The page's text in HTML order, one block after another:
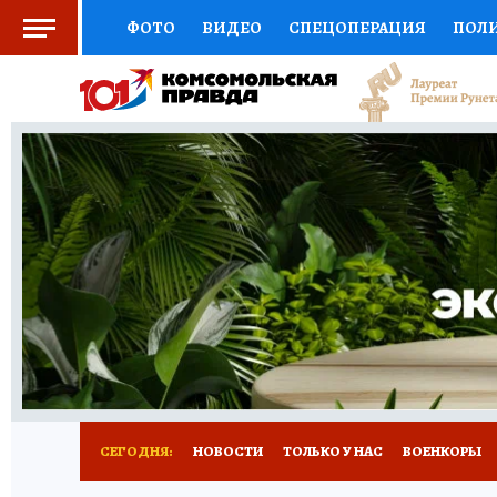
ФОТО ВИДЕО СПЕЦОПЕРАЦИЯ
СОЦПОДДЕРЖКА НАУКА СПОРТ
ВЫБОР ЭКСПЕРТОВ ДОКТОР
КНИЖНАЯ ПОЛКА ПРОГНОЗЫ НА СПОРТ
ПРЕСС-ЦЕНТР НЕДВИЖИМОСТЬ
РАДИО КП РЕКЛАМА ТЕСТЫ НОВОЕ
СЕГОДНЯ: НОВОСТИ ТОЛЬКО У НАС ВОЕНКОРЫ